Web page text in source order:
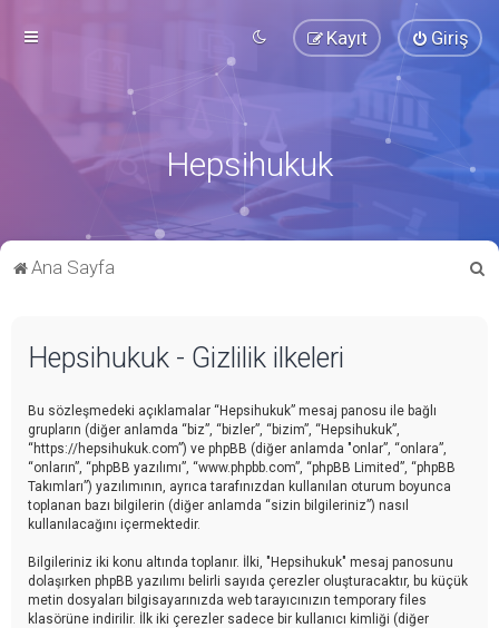
Giriş
Kayıt
Hepsihukuk
Ana Sayfa
Hepsihukuk - Gizlilik ilkeleri
Bu sözleşmedeki açıklamalar “Hepsihukuk” mesaj panosu ile bağlı
grupların (diğer anlamda “biz”, “bizler”, “bizim”, “Hepsihukuk”,
“https://hepsihukuk.com”) ve phpBB (diğer anlamda "onlar”, “onlara”,
“onların”, “phpBB yazılımı”, “www.phpbb.com”, “phpBB Limited”, “phpBB
Takımları”) yazılımının, ayrıca tarafınızdan kullanılan oturum boyunca
toplanan bazı bilgilerin (diğer anlamda “sizin bilgileriniz”) nasıl
kullanılacağını içermektedir.
Bilgileriniz iki konu altında toplanır. İlki, "Hepsihukuk" mesaj panosunu
dolaşırken phpBB yazılımı belirli sayıda çerezler oluşturacaktır, bu küçük
metin dosyaları bilgisayarınızda web tarayıcınızın temporary files
klasörüne indirilir. İlk iki çerezler sadece bir kullanıcı kimliği (diğer